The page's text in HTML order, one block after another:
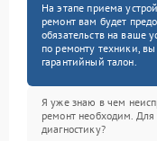
На этапе приема
ремонт вам будет
обязательств на ваше
по ремонту техники,
гарантийный талон.
Я уже знаю в чем
ремонт необходим. Для
диагностику?